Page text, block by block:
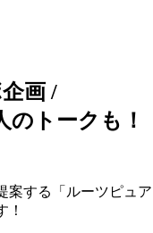
画 /
のトークも！
する「ルーツピュ
！